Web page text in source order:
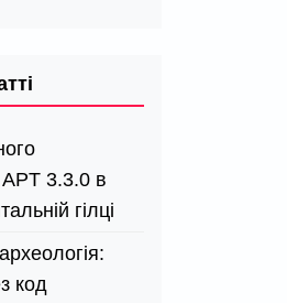
3.3.0 в
гілці
код